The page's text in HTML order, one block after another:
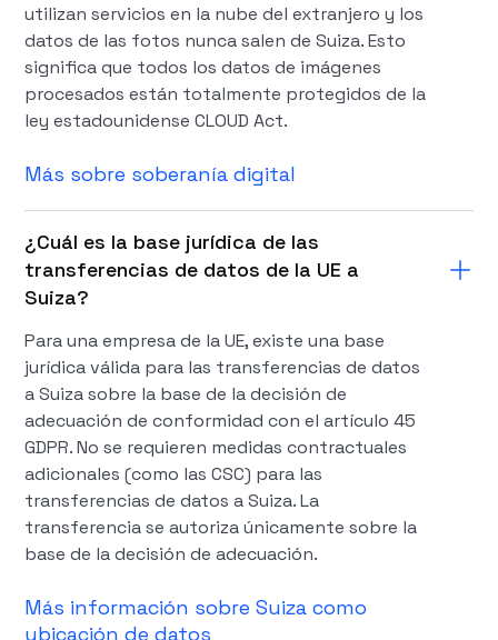
utilizan servicios en la nube del extranjero y los
datos de las fotos nunca salen de Suiza. Esto
significa que todos los datos de imágenes
procesados están totalmente protegidos de la
ley estadounidense CLOUD Act.
Más sobre soberanía digital
¿Cuál es la base jurídica de las
transferencias de datos de la UE a
Suiza?
Para una empresa de la UE, existe una base
jurídica válida para las transferencias de datos
a Suiza sobre la base de la decisión de
adecuación de conformidad con el artículo 45
GDPR. No se requieren medidas contractuales
adicionales (como las CSC) para las
transferencias de datos a Suiza. La
transferencia se autoriza únicamente sobre la
base de la decisión de adecuación.
Más información sobre Suiza como
ubicación de datos